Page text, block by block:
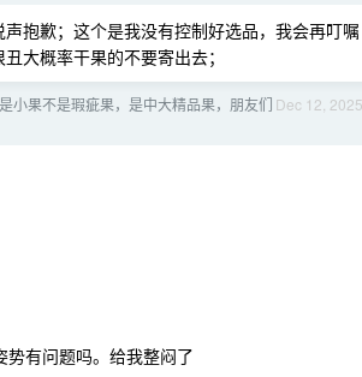
抱歉；这个是我没有控制好选品，我会再叮嘱
大概率干果的不要寄出去；
Dec 12, 2025
小果不是瑕疵果，是中大精品果，朋友们
有问题吗。给我整闷了